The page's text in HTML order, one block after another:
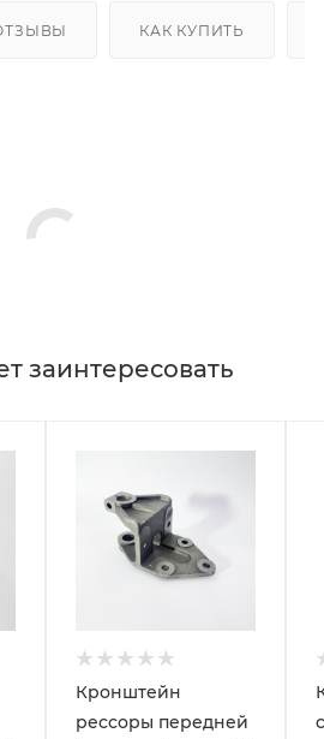
КАК КУПИТЬ
заинтересовать
Кронштейн
рессоры передней